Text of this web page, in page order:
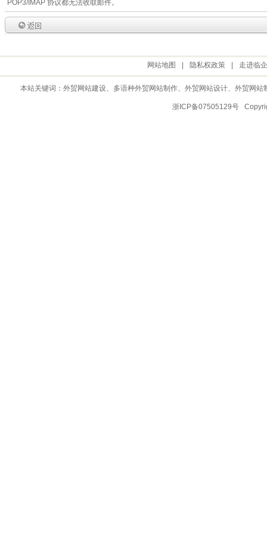
POP3/IMAP 协议都无法收取邮件。
网站地图 隐私权政策 走进临企
本站关键词： 外贸网站建设、多语种外贸网站制作、 外贸网站设计、 外贸网站
浙ICP备07505129号